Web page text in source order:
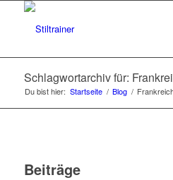
Schlagwortarchiv für:
Du bist hier: Startseite / Blog /
Beiträge